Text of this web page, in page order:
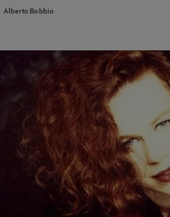
dei gemellaggi tra diocesi. Sulla base
Alberto Bobbio